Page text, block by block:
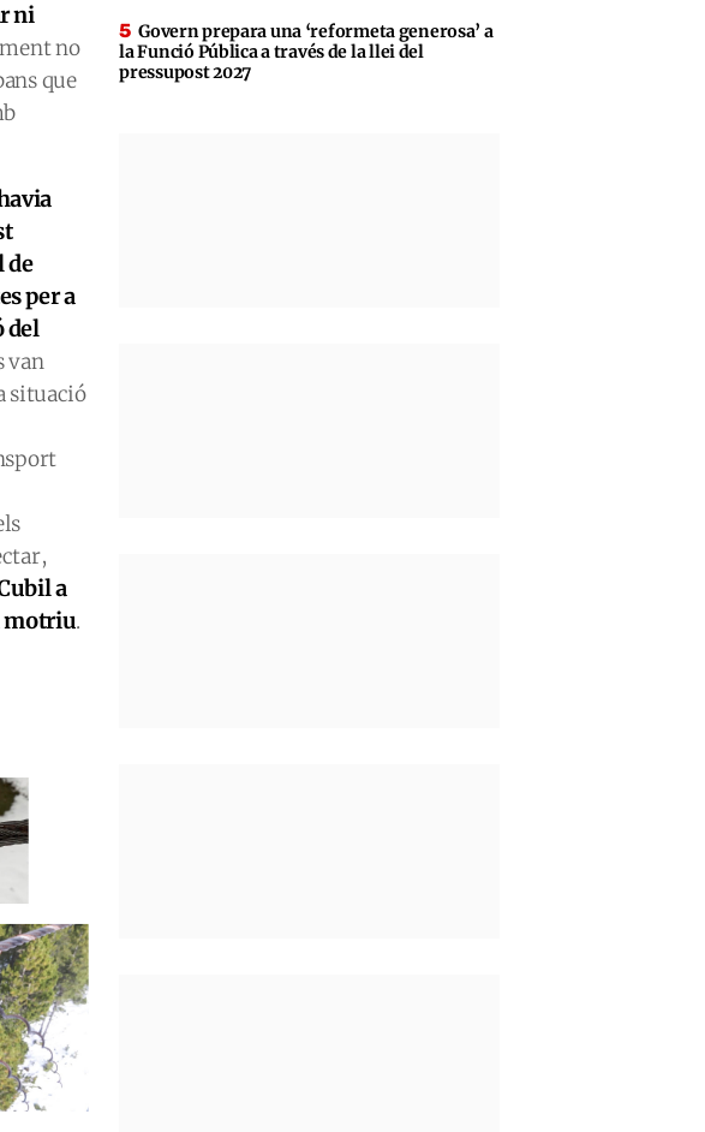
ni
no
que
de
per a
del
van
situació
a
motriu.
Govern prepara una ‘reformeta generosa’ a
la Funció Pública a través de la llei del
pressupost 2027